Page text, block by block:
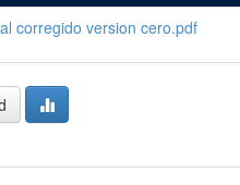
corregido version cero.pdf